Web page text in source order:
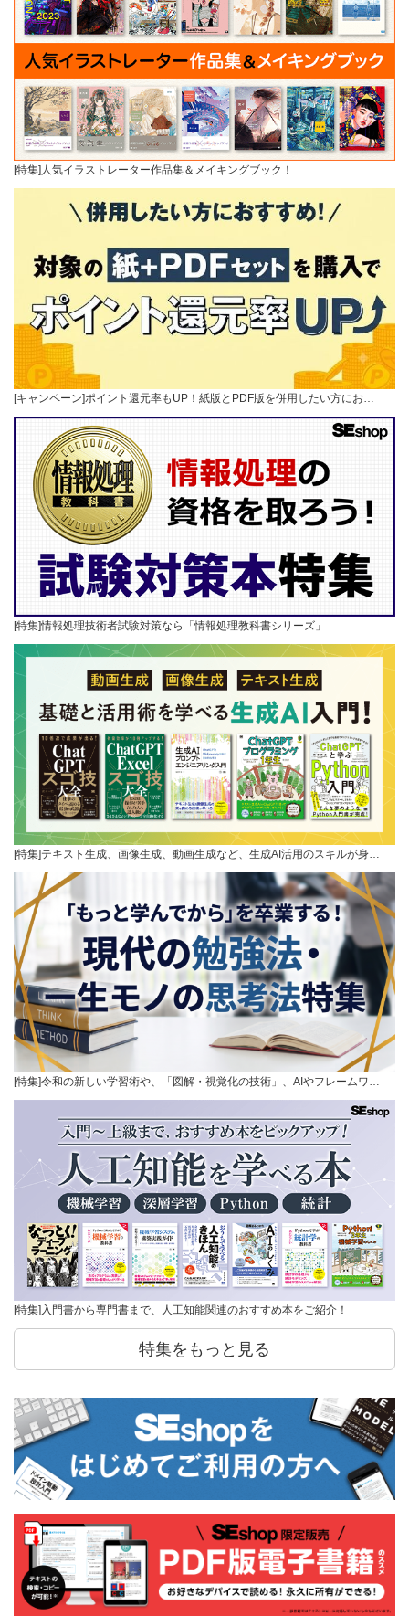
[特集]人気イラストレーター作品集＆メイキングブック！
[キャンペーン]ポイント還元率もUP！紙版とPDF版を併用したい方にお…
[特集]情報処理技術者試験対策なら「情報処理教科書シリーズ」
[特集]テキスト生成、画像生成、動画生成など、生成AI活用のスキルが身…
[特集]令和の新しい学習術や、「図解・視覚化の技術」、AIやフレームワ…
[特集]入門書から専門書まで、人工知能関連のおすすめ本をご紹介！
特集をもっと見る